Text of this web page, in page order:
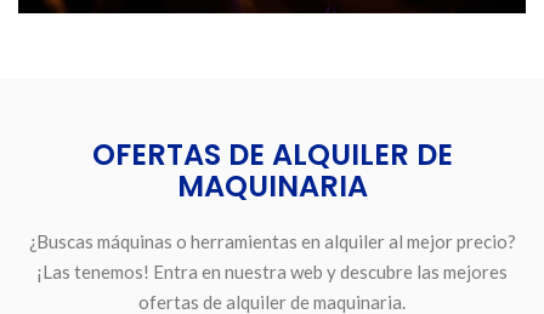
OFERTAS DE ALQUILER DE
MAQUINARIA
¿Buscas máquinas o herramientas en alquiler al mejor precio?
¡Las tenemos! Entra en nuestra web y descubre las mejores
ofertas de alquiler de maquinaria.